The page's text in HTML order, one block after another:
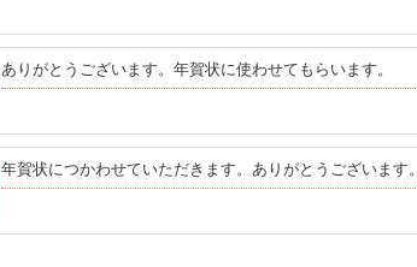
ありがとうございます。年賀状に使わせてもらいます。
年賀状につかわせていただきます。ありがとうございます。